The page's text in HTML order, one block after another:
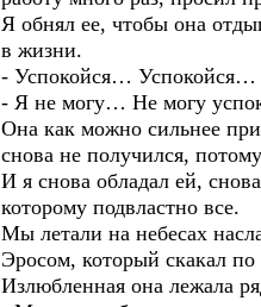
Я обнял ее, чтобы она
в жизни.
- Успокойся…
- Я не могу… Не могу
Она как можно сильнее
снова не получился,
И я снова обладал ей,
которому подвластно все.
Мы летали на небесах
Эросом, который скакал
Излюбленная она лежала